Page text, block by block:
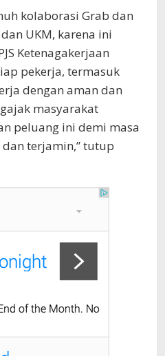
kolaborasi Grab dan
UKM, karena ini
Ketenagakerjaan
pekerja, termasuk
dengan aman dan
masyarakat
peluang ini demi masa
terjamin,” tutup